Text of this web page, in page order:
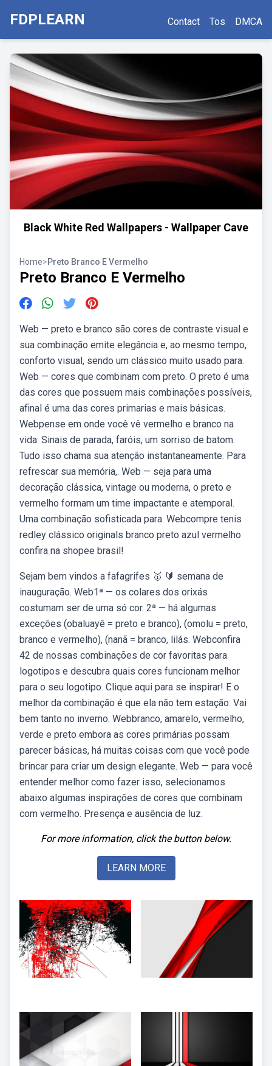
FDPLEARN Contact Tos DMCA
Black White Red Wallpapers - Wallpaper Cave
Home>Preto Branco E Vermelho
Preto Branco E Vermelho
Web — preto e branco são cores de contraste visual e
sua combinação emite elegância e, ao mesmo tempo,
conforto visual, sendo um clássico muito usado para.
Web — cores que combinam com preto. O preto é uma
das cores que possuem mais combinações possíveis,
afinal é uma das cores primarias e mais básicas.
Webpense em onde você vê vermelho e branco na
vida: Sinais de parada, faróis, um sorriso de batom.
Tudo isso chama sua atenção instantaneamente. Para
refrescar sua memória,. Web — seja para uma
decoração clássica, vintage ou moderna, o preto e
vermelho formam um time impactante e atemporal.
Uma combinação sofisticada para. Webcompre tenis
redley clássico originals branco preto azul vermelho
confira na shopee brasil!
Sejam bem vindos a fafagrifes 🥇 🔰 semana de
inauguração. Web1ª — os colares dos orixás
costumam ser de uma só cor. 2ª — há algumas
exceções (obaluayê = preto e branco), (omolu = preto,
branco e vermelho), (nanã = branco, lilás. Webconfira
42 de nossas combinações de cor favoritas para
logotipos e descubra quais cores funcionam melhor
para o seu logotipo. Clique aqui para se inspirar! E o
melhor da combinação é que ela não tem estação: Vai
bem tanto no inverno. Webbranco, amarelo, vermelho,
verde e preto embora as cores primárias possam
parecer básicas, há muitas coisas com que você pode
brincar para criar um design elegante. Web — para você
entender melhor como fazer isso, selecionamos
abaixo algumas inspirações de cores que combinam
com vermelho. Presença e ausência de luz.
For more information, click the button below.
LEARN MORE